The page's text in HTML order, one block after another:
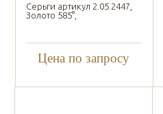
Серьги артикул 2.05.2447,
Золото 585°,
Цена по запросу